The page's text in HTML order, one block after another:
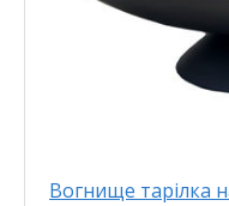
Вогнище тарілка